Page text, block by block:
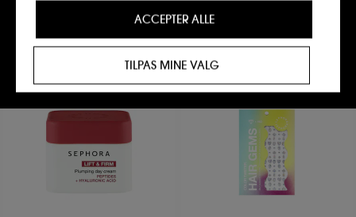
Tilføj til indkøbskurv Tilføj til indkøbskurv
Only at Sephora** Only at Sephora**
produkter, tjenester og indhold, der bedst passer til
dine præferencer, og at give dig kampagnetilbud,
der er skræddersyet til din profil.
Cookies til sociale medier og reklamer :
cookies bruges til at vise dig indhold, der kan
være af interesse for dig, gennem personlige
reklamer, herunder på tredjepartswebsteder og
sociale medieplatforme, baseret på de sider, du
har besøgt, din browserhistorik og din
interaktionshistorik.
ACCEPTER ALLE
TILPAS MINE VALG